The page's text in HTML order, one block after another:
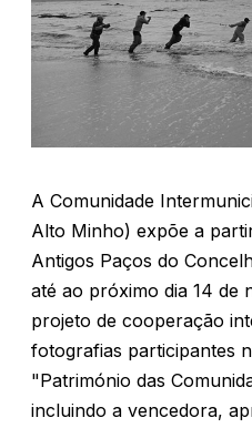
A Comunidade
Alto Minho) expõe a
Antigos Paços do
até ao próximo dia 14 de
projeto de cooperação
fotografias participantes
"Património das
incluindo a vencedora,